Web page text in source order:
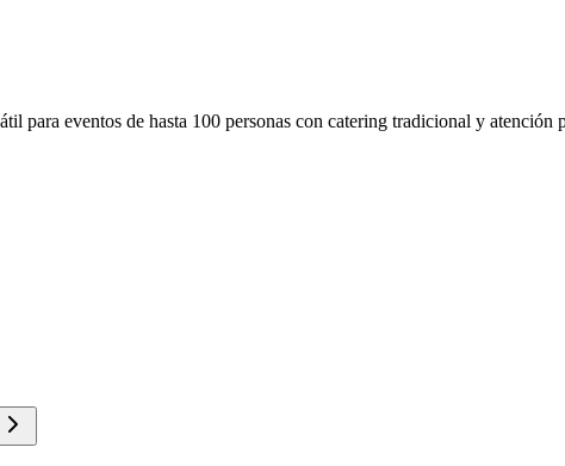
para eventos de hasta 100 personas con catering tradicional y atención